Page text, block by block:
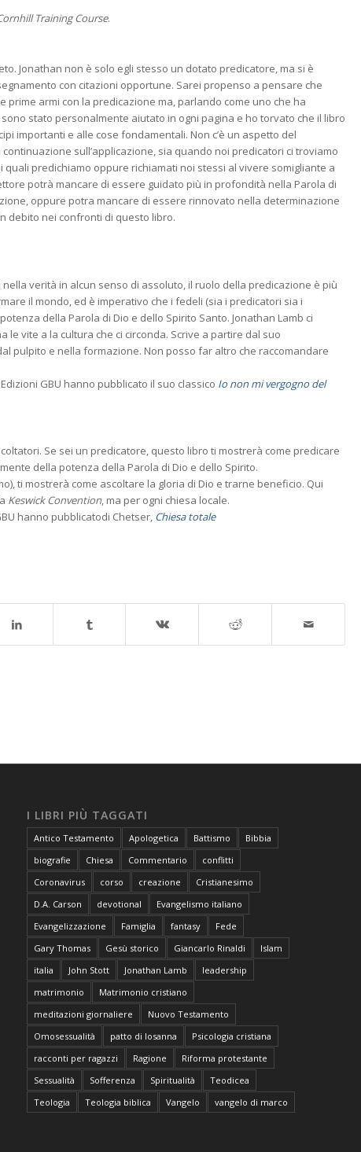
Training Course.
Jonathan non è solo egli stesso un dotato predicatore, ma si è
con citazioni opportune. Sarei propenso a pensare che
armi con la predicazione ma, parlando come uno che ha
stato personalmente aiutato in ogni pagina e ho torvato che il libro
importanti e alle cose fondamentali. Non c’è un aspetto del
sull’applicazione, sia quando noi predicatori ci troviamo
predichiamo oppure richiamati noi stessi al vivere somigliante a
potrà mancare di essere guidato più in profondità nella Parola di
oppure potra mancare di essere rinnovato nella determinazione
debito nei confronti di questo libro.
verità in alcun senso di assoluto, il ruolo della predicazione è più
il mondo, ed è imperativo che i fedeli (sia i predicatori sia i
della Parola di Dio e dello Spirito Santo. Jonathan Lamb ci
vite a la cultura che ci circonda. Scrive a partire dal suo
pulpito e nella formazione. Non posso far altro che raccomandare
GBU hanno pubblicato il suo classico Io non mi vergogno del
Se sei un predicatore, questo libro ti mostrerà come predicare
della potenza della Parola di Dio e dello Spirito.
ti mostrerà come ascoltare la gloria di Dio e trarne beneficio. Qui
Keswick Convention, ma per ogni chiesa locale.
hanno pubblicatodi Chetser, Chiesa totale
I LIBRI PIÙ TAGGATI
Antico Testamento Apologetica Battismo
Bibbia
biografie
Chiesa Commentario
conflitti
Coronavirus
corso creazione
Cristianesimo
D.A. Carson
devotional
Evangelismo italiano
Evangelizzazione
Famiglia fantasy
Fede
Gary Thomas
Gesù storico Giancarlo Rinaldi
Islam
italia
John Stott Jonathan Lamb
leadership
matrimonio
Matrimonio cristiano
meditazioni giornaliere
Nuovo Testamento
Omosessualità
patto di losanna
Psicologia cristiana
racconti per ragazzi
Ragione
Riforma protestante
Sessualità
Sofferenza Spiritualità
Teodicea
Teologia
Teologia biblica Vangelo vangelo di marco